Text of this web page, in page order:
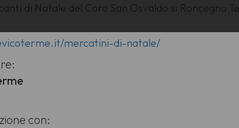
di Natale del Coro San Osvaldo si Roncegno
mercatini-di-natale/
con: